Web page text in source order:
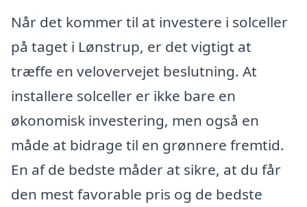
Når det kommer til at investere i solceller
på taget i Lønstrup, er det vigtigt at
træffe en velovervejet beslutning. At
installere solceller er ikke bare en
økonomisk investering, men også en
måde at bidrage til en grønnere fremtid.
En af de bedste måder at sikre, at du får
den mest favorable pris og de bedste